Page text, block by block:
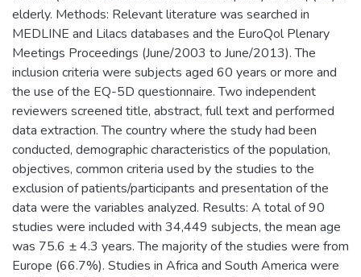
elderly. Methods: Relevant literature was searched in
MEDLINE and Lilacs databases and the EuroQol Plenary
Meetings Proceedings (June/2003 to June/2013). The
inclusion criteria were subjects aged 60 years or more and
the use of the EQ-5D questionnaire. Two independent
reviewers screened title, abstract, full text and performed
data extraction. The country where the study had been
conducted, demographic characteristics of the population,
objectives, common criteria used by the studies to the
exclusion of patients/participants and presentation of the
data were the variables analyzed. Results: A total of 90
studies were included with 34,449 subjects, the mean age
was 75.6 ± 4.3 years. The majority of the studies were from
Europe (66.7%). Studies in Africa and South America were